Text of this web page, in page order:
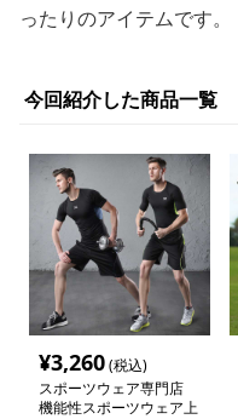
ったりのアイテムです。
今回紹介した商品一覧
¥3,260(税込)
スポーツウェア専門店
機能性スポーツウェア上